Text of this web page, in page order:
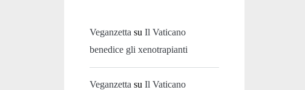
Veganzetta suIl Vaticano
benedice gli xenotrapianti
Veganzetta suIl Vaticano